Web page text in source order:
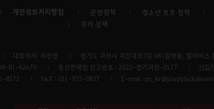
개인정보처리방침 운영정책 청소년 보호 정책
쿠키 정책
대표이사: 허진영
경기도 과천시 과천대로2길 48 (갈현동, 펄어비스
81-62479
통신판매업 신고번호 : 2022-경기과천-0177 사업
8572 FAX : 031-935-0837 E-mail :